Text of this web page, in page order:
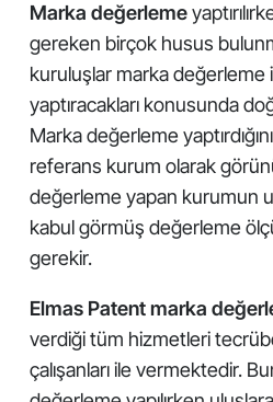
Marka değerleme
gereken birçok husus
kuruluşlar marka değerleme
yaptıracakları konusunda
Marka değerleme
referans kurum olarak
değerleme yapan kurumun
kabul görmüş değerleme
gerekir.
Elmas Patent marka
verdiği tüm hizmetleri
çalışanları ile vermektedir.